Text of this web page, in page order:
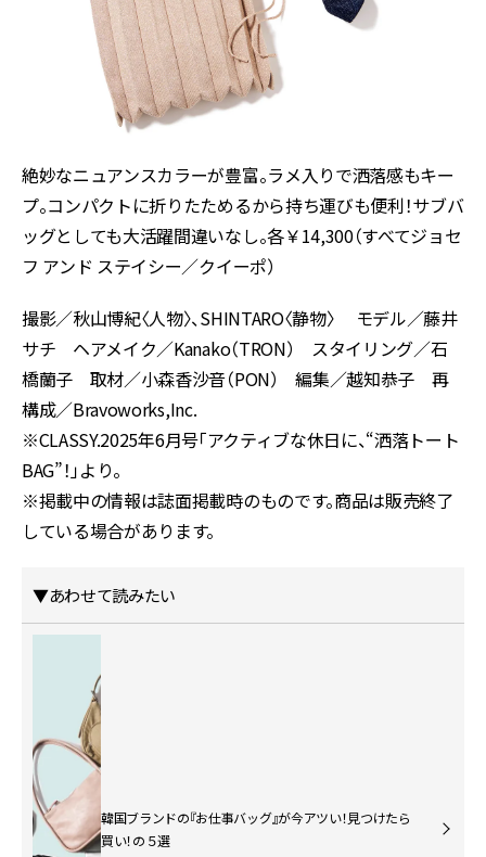
絶妙なニュアンスカラーが豊富。ラメ入りで洒落感もキー
プ。コンパクトに折りたためるから持ち運びも便利！サブバ
ッグとしても大活躍間違いなし。各￥14,300（すべてジョセ
フ アンド ステイシー／クイーポ）
撮影／秋山博紀〈人物〉、SHINTARO〈静物〉 モデル／藤井
サチ ヘアメイク／Kanako（TRON） スタイリング／石
橋蘭子 取材／小森香沙音（PON） 編集／越知恭子 再
構成／Bravoworks,Inc.
※CLASSY.2025年6月号「アクティブな休日に、“洒落トート
BAG”！」より。
※掲載中の情報は誌面掲載時のものです。商品は販売終了
している場合があります。
▼あわせて読みたい
韓国ブランドの『お仕事バッグ』が今アツい！見つけたら
買い！の５選